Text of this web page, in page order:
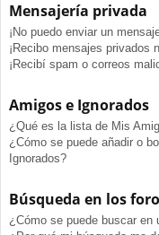
Mensajería privada
¡No puedo enviar un
¡Recibo mensajes privados
¡Recibí spam o correos
Amigos e Ignorados
¿Qué es la lista de Mis
¿Cómo se puede añadir o
Ignorados?
Búsqueda en los
¿Cómo se puede buscar en